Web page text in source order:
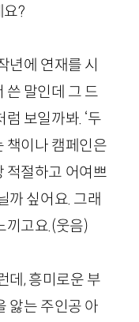
?
년에 연재를 시
쓴 말인데 그 드
보일까봐. ‘두
책이나 캠페인은
적절하고 어여쁘
까 싶어요. 그래
끼고요. (웃음)
데, 흥미로운 부
앓는 주인공 아